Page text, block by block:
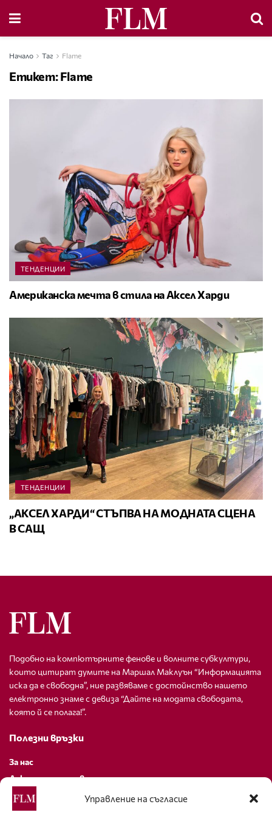
Управление на съгласие
Начало Таг Flame
Етикет:Flame
ТЕНДЕНЦИИ
Американска мечта в стила на Аксел Харди
ТЕНДЕНЦИИ
„АКСЕЛ ХАРДИ“ СТЪПВА НА МОДНАТА СЦЕНА
В САЩ
Подобно на компютърните фенове и волните субкултури,
които цитират думите на Маршал Маклуън “Информацията
иска да е свободна”, ние развяваме с достойнство нашето
електронно знаме с девиза “Дайте на модата свободата,
която й се полага!”.
Полезни връзки
За нас
Декларация за поверителност
Политика за бисквитки